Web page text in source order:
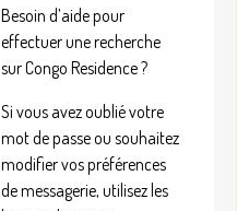
Besoin d’aide pour
effectuer une recherche
sur Congo Residence ?
Si vous avez oublié votre
mot de passe ou souhaitez
modifier vos préférences
de messagerie, utilisez les